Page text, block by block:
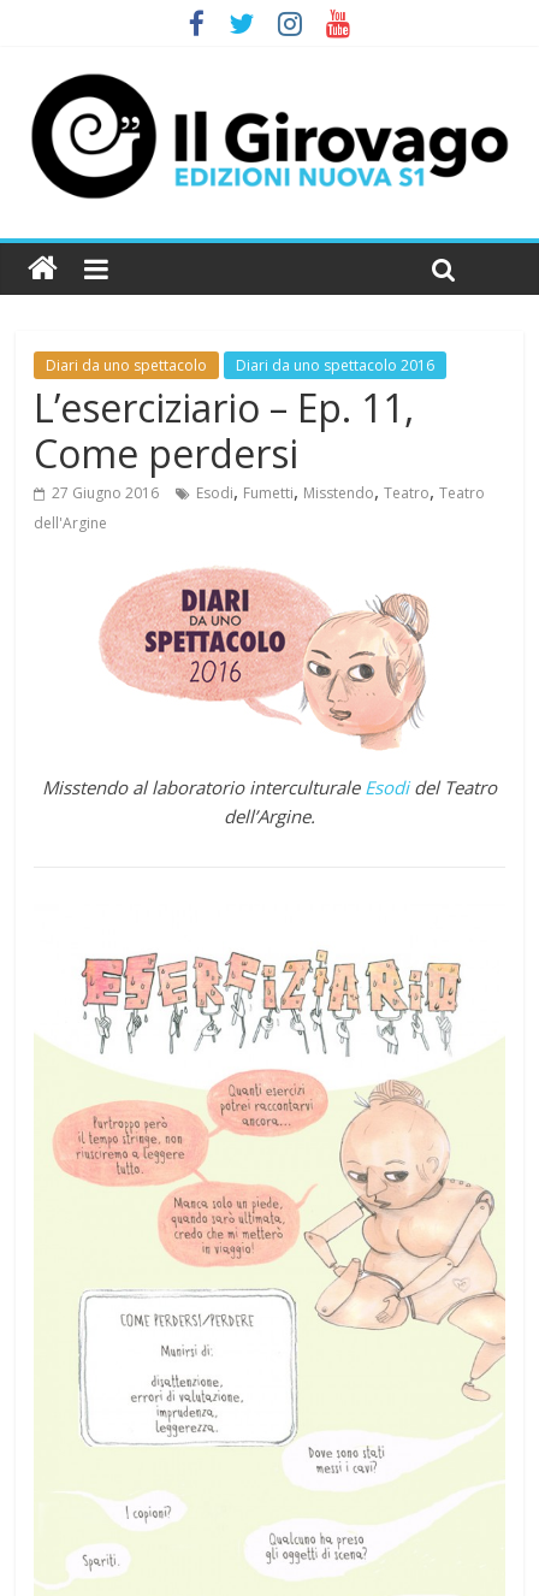
Diari da uno spettacolo Diari da uno spettacolo 2016
L’eserciziario – Ep. 11,
Come perdersi
27 Giugno 2016 Esodi, Fumetti, Misstendo,Teatro,Teatro
dell'Argine
Misstendo al laboratorio interculturale Esodidel Teatro
dell’Argine.